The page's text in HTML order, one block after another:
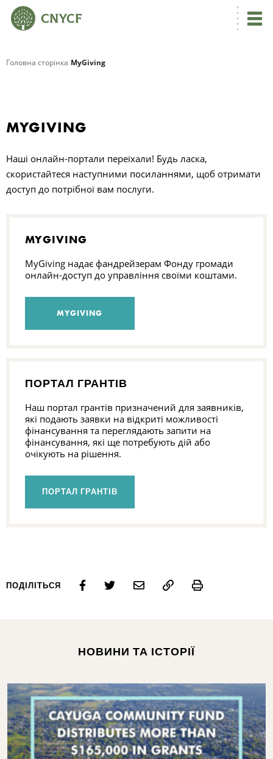
Головна сторінка MyGiving
MYGIVING
Наші онлайн-портали переїхали! Будь ласка,
скористайтеся наступними посиланнями, щоб отримати
доступ до потрібної вам послуги.
MYGIVING
MyGiving надає фандрейзерам Фонду громади
онлайн-доступ до управління своїми коштами.
MYGIVING
ПОРТАЛ ГРАНТІВ
Наш портал грантів призначений для заявників,
які подають заявки на відкриті можливості
фінансування та переглядають запити на
фінансування, які ще потребують дій або
очікують на рішення.
ПОРТАЛ ГРАНТІВ
ПОДІЛІТЬСЯ Print
НОВИНИ ТА ІСТОРІЇ